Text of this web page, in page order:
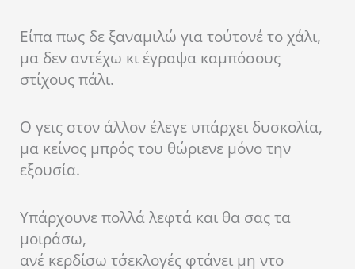
Είπα πως δε ξαναμιλώ για τούτονέ το χάλι,
μα δεν αντέχω κι έγραψα καμπόσους
στίχους πάλι.
Ο γεις στον άλλον έλεγε υπάρχει δυσκολία,
μα κείνος μπρός του θώριενε μόνο την
εξουσία.
Υπάρχουνε πολλά λεφτά και θα σας τα
μοιράσω,
ανέ κερδίσω τσ΄εκλογές φτάνει μη ντο